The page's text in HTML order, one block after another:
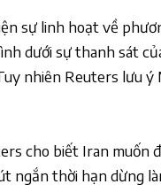
sự linh hoạt về
dưới sự thanh sát
nhiên Reuters lưu ý
cho biết Iran muốn
ngắn thời hạn dừng